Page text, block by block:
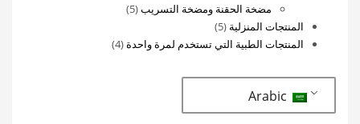
منتجات
مضخة الحقنة ومضخة التسريب 5
5
المنتجات المنزلية 5
5
منتجات
المنتجات الطبية التي تستخدم لمرة واحدة 4
4